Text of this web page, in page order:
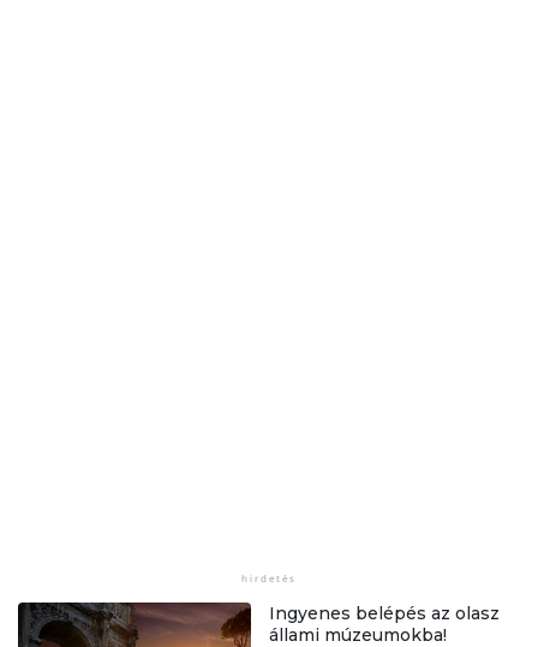
Ingyenes belépés az olasz
állami múzeumokba!